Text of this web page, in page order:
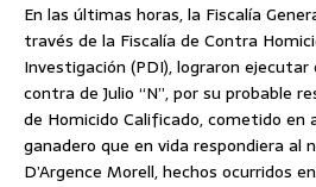
En las últimas horas, la Fiscalía
través de la Fiscalía de Contra
Investigación (PDI), lograron
contra de Julio “N”, por su probable
de Homicido Calificado, cometido en
ganadero que en vida respondiera al
D’Argence Morell, hechos ocurridos